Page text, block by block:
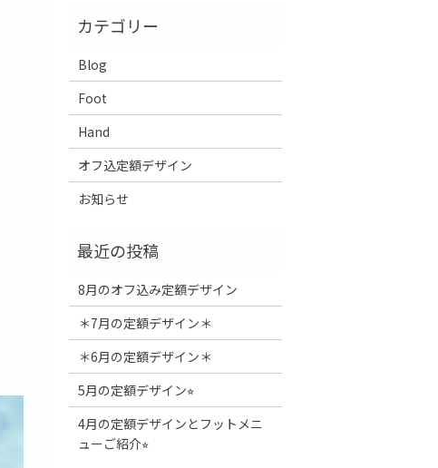
Blog
Foot
Hand
オフ込定額デザイン
お知らせ
8月のオフ込み定額デザイン
＊7月の定額デザイン＊
＊6月の定額デザイン＊
5月の定額デザイン⭐︎
4月の定額デザインとフットメニ
ューご紹介⭐︎